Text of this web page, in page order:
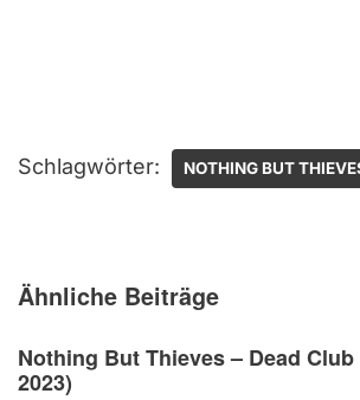
Schlagwörter: NOTHING BUT
Ähnliche Beiträge
Nothing But Thieves – Dead
2023)